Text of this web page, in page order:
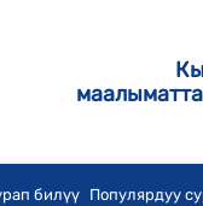
билүү Популярдуу